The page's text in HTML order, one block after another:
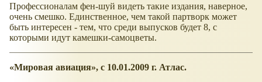
Профессионалам фен-шуй видеть такие издания, наверное,
очень смешко. Единственное, чем такой партворк может
быть интересен - тем, что среди выпусков будет 8, с
которыми идут камешки-самоцветы.
Мировая авиация , с 10.01.2009 г. Атлас.